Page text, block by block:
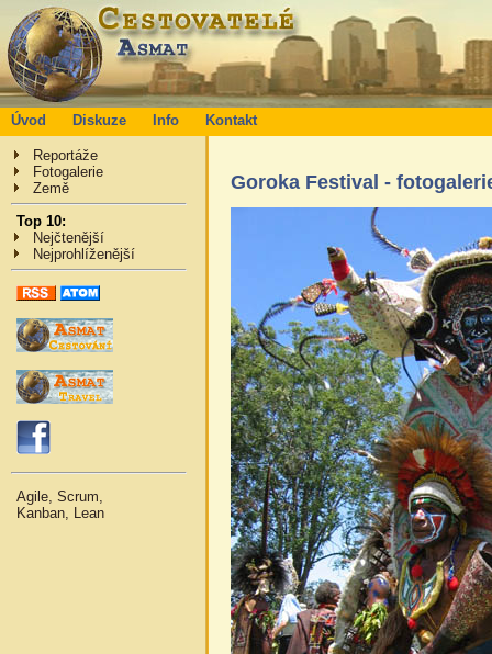
Úvod Diskuze Info Kontakt
Reportáže
Fotogalerie
Země
Top 10:
Nejčtenější
Nejprohlíženější
Agile, Scrum,
Kanban, Lean
Goroka Festival -